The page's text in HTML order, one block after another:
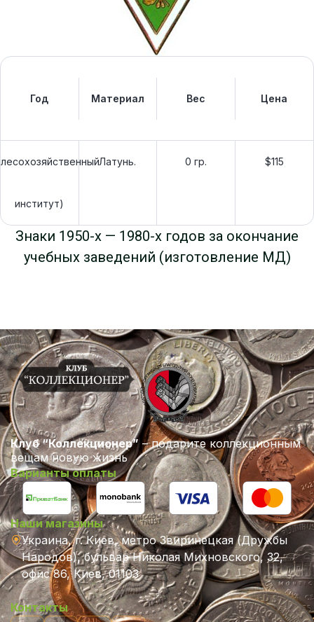
Год Материал Вес Цена
лесохозяйственный
институт)
Латунь. 0 гр. $115
Знаки 1950-х — 1980-х годов за окончание
учебных заведений (изготовление МД)
Клуб “Коллекционер” – подарите коллекционным
вещам новую жизнь
Варианты оплаты
Наши магазины
Украина, г. Киев, метро Звиринецкая (Дружбы
Народов), бульвар Николая Михновского, 32,
офис 86, Киев, 01103
Контакты